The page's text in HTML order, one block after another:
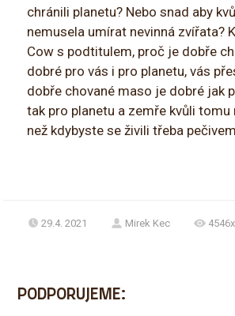
chránili planetu? Nebo snad aby
nemusela umírat nevinná zvířata?
Cow s podtitulem, proč je dobře
dobré pro vás i pro planetu, vás
dobře chované maso je dobré jak
tak pro planetu a zemře kvůli tomu
než kdybyste se živili třeba
29.4. 2021 Mirek Kec 4546x
PODPORUJEME: